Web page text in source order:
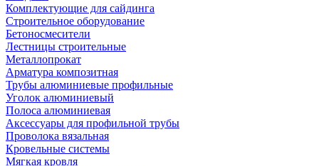
Комплектующие для сайдинга
Строительное оборудование
Бетоносмесители
Лестницы строительные
Металлопрокат
Арматура композитная
Трубы алюминиевые профильные
Уголок алюминиевый
Полоса алюминиевая
Аксессуары для профильной трубы
Проволока вязальная
Кровельные системы
Мягкая кровля